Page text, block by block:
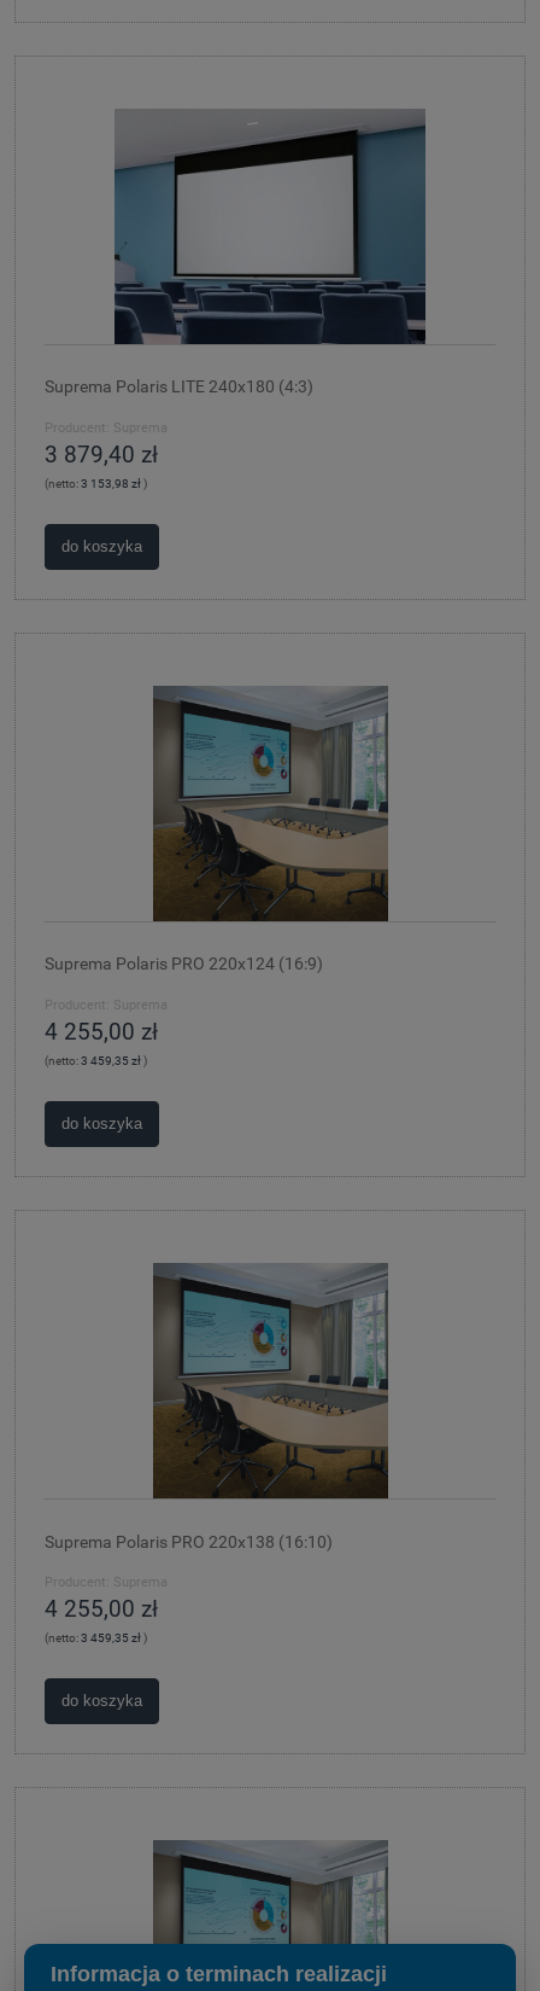
Suprema Polaris LITE 240x180 (4:3)
Producent: Suprema
3 879,40 zł
(netto:3 153,98 zł)
do koszyka
Suprema Polaris PRO 220x124 (16:9)
Producent: Suprema
4 255,00 zł
(netto:3 459,35 zł)
do koszyka
Suprema Polaris PRO 220x138 (16:10)
Producent: Suprema
4 255,00 zł
(netto:3 459,35 zł)
do koszyka
Informacja o terminach realizacji